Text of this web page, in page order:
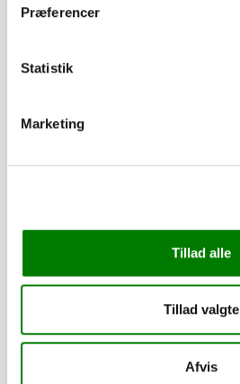
Præferencer
Statistik
Marketing
Tillad alle
Tillad valgte
Afvis
210,00kr.